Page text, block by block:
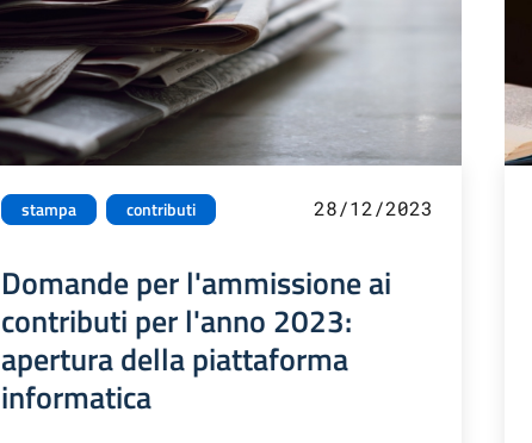
stampa contributi 28/12/2023
Domande per l'ammissione ai
contributi per l'anno 2023:
apertura della piattaforma
informatica